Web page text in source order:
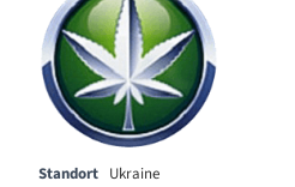
Standort Ukraine